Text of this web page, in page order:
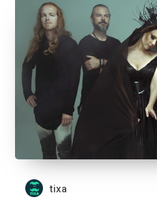
tixa